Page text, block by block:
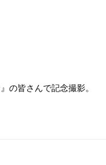
の皆さんで記念撮影。